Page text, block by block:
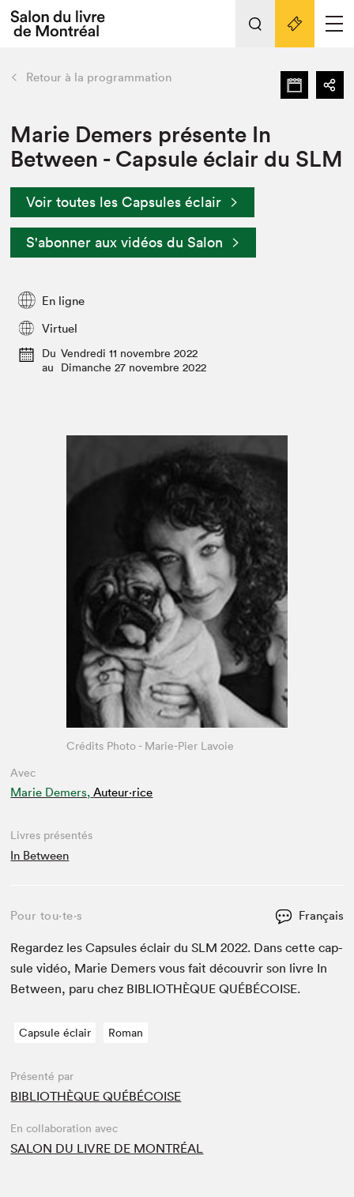
Espace médias
Espace exposant⋅e⋅s
Espace enseignant·e·s
Tout sur l'édition 2022
Actualités
Vidéos et Balados
Club de lecture Braindate
retour Nos activités
Édition 2022
Planifier sa visite
Nous connaître
Projets partenaires 2022
Archives
Liens pratiques
Retour à la programmation
Marie Demers présente In
Between - Capsule éclair du SLM
Voir toutes les Capsules éclair
S'abonner aux vidéos du Salon
En ligne
Virtuel
Du Vendredi 11 novembre 2022
au
Dimanche 27 novembre 2022
Avec
Marie Demers, Auteur·rice
Crédits Photo - Marie-Pier Lavoie
Livres présentés
In Between
Pour tou⋅te⋅s Français
Regardez les Cap­sules éclair duSLM 2022. Dans cette cap­
sule vidéo, Marie Demers vous fait décou­vrir son livre In
Between, paru chez BIB­LIO­THÈQUE QUÉBÉCOISE.
Capsule éclair Roman
Présenté par
BIBLIOTHÈQUE QUÉBÉCOISE
En collaboration avec
SALON DU LIVRE DE MONTRÉAL